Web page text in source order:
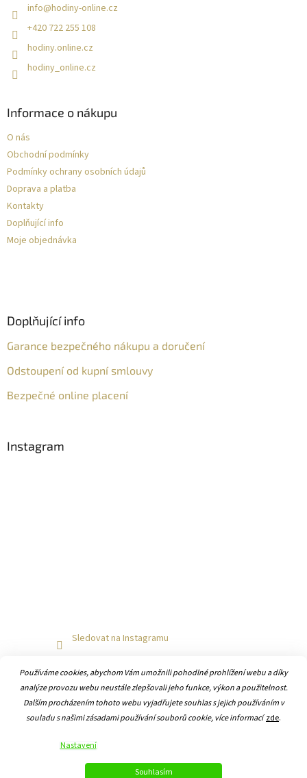
Používáme cookies, abychom Vám umožnili pohodlné prohlížení webu a díky
analýze provozu webu neustále zlepšovali jeho funkce, výkon a použitelnost.
Dalším procházením tohoto webu vyjadřujete souhlas s jejich používáním v
souladu s našimi zásadami používání souborů cookie, více informacízde.
Nastavení
Souhlasím
info@hodiny-online.cz
+420 722 255 108
hodiny.online.cz
hodiny_online.cz
Informace o nákupu
O nás
Obchodní podmínky
Podmínky ochrany osobních údajů
Doprava a platba
Kontakty
Doplňující info
Moje objednávka
Doplňující info
Garance bezpečného nákupu a doručení
Odstoupení od kupní smlouvy
Bezpečné online placení
Instagram
Sledovat na Instagramu
Vytvořil Shoptet
Copyright 2026Hodiny-online.cz. Všechna práva vyhrazena.
Upravit nastavení cookies